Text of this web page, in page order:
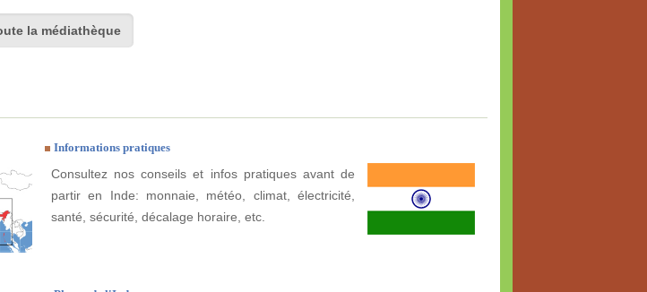
la médiathèque
Informations pratiques
Consultez nos conseils et infos pratiques avant de
partir en Inde: monnaie, météo, climat, électricité,
santé, sécurité, décalage horaire, etc.